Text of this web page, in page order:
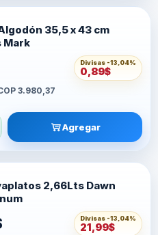
35,5 x 43 cm
Mark
Divisas -13,04%
0,89$
3.980,37
Agregar
2,66Lts Dawn
Divisas -13,04%
21,99$